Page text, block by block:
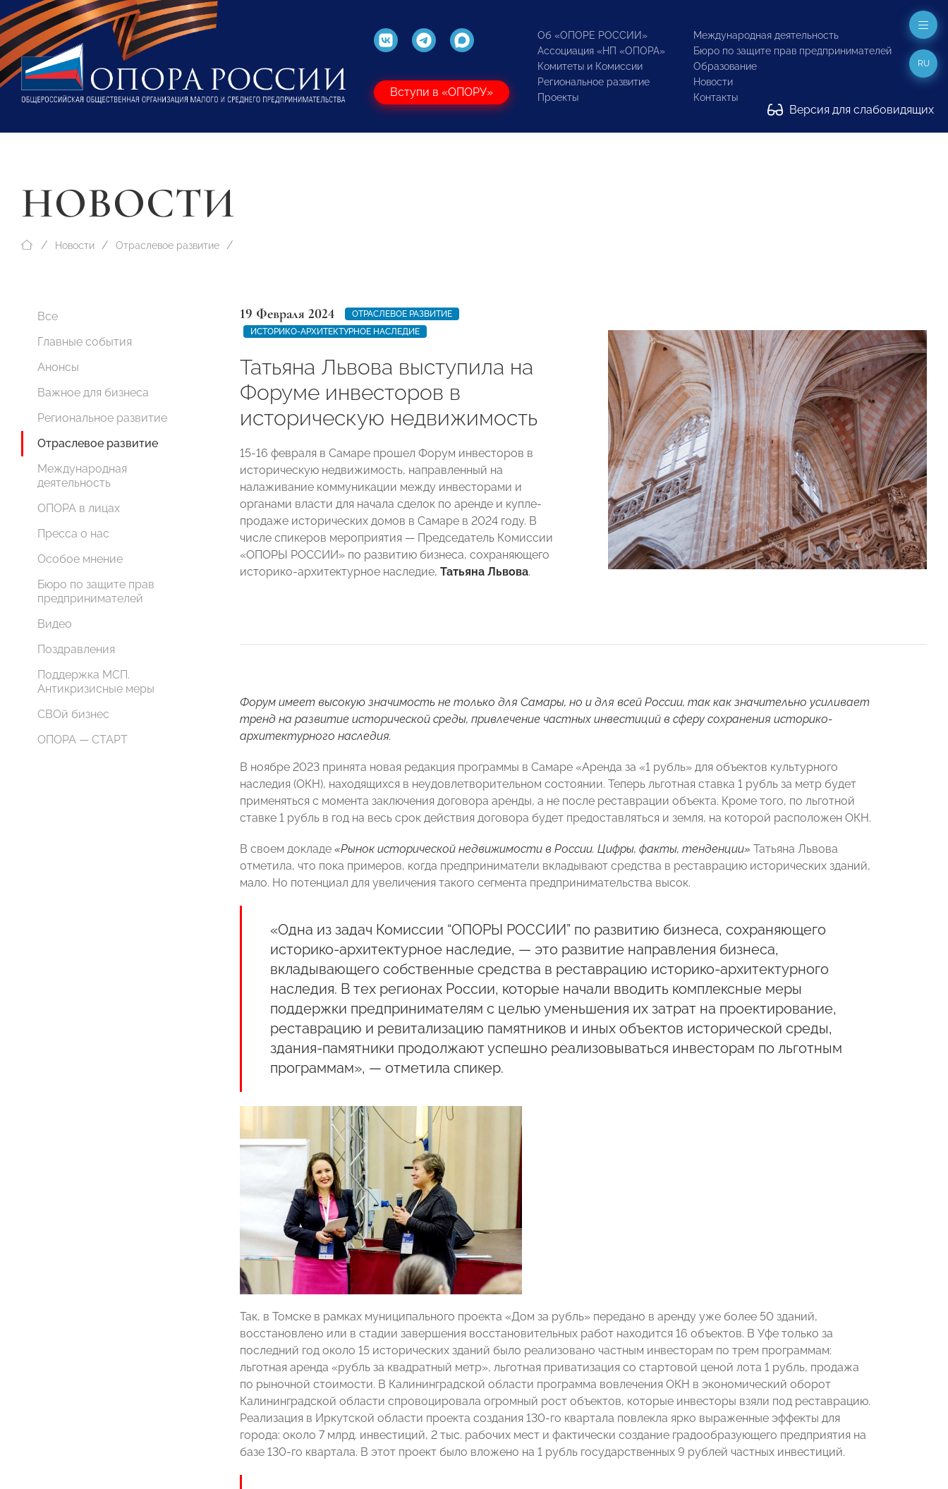
Вступи в «ОПОРУ»
Об «ОПОРЕ РОССИИ»
Ассоциация «НП «ОПОРА»
Комитеты и Комиссии
Региональное развитие
Проекты
Международная деятельность
Бюро по защите прав предпринимателей
Образование
Новости
Контакты
Версия для слабовидящих
RU
НОВОСТИ
Новости Отраслевое развитие
Все
Главные события
Анонсы
Важное для бизнеса
Региональное развитие
Отраслевое развитие
Международная
деятельность
ОПОРА в лицах
Пресса о нас
Особое мнение
Бюро по защите прав
предпринимателей
Видео
Поздравления
Поддержка МСП.
Антикризисные меры
СВОй бизнес
ОПОРА — СТАРТ
19 Февраля 2024
ОТРАСЛЕВОЕ РАЗВИТИЕ
ИСТОРИКО-АРХИТЕКТУРНОЕ НАСЛЕДИЕ
Татьяна Львова выступила на
Форуме инвесторов в
историческую недвижимость
15-16 февраля в Самаре прошел Форум инвесторов в
историческую недвижимость, направленный на
налаживание коммуникации между инвесторами и
органами власти для начала сделок по аренде и купле-
продаже исторических домов в Самаре в 2024 году. В
числе спикеров мероприятия — Председатель Комиссии
«ОПОРЫ РОССИИ» по развитию бизнеса, сохраняющего
историко-архитектурное наследие, Татьяна Львова.
Форум имеет высокую значимость не только для Самары, но и для всей России, так как значительно усиливает
тренд на развитие исторической среды, привлечение частных инвестиций в сферу сохранения историко-
архитектурного наследия.
В ноябре 2023 принята новая редакция программы в Самаре «Аренда за «1 рубль» для объектов культурного
наследия (ОКН), находящихся в неудовлетворительном состоянии. Теперь льготная ставка 1 рубль за метр будет
применяться с момента заключения договора аренды, а не после реставрации объекта. Кроме того, по льготной
ставке 1 рубль в год на весь срок действия договора будет предоставляться и земля, на которой расположен ОКН.
В своем докладе «Рынок исторической недвижимости в России. Цифры, факты, тенденции» Татьяна Львова
отметила, что пока примеров, когда предприниматели вкладывают средства в реставрацию исторических зданий,
мало. Но потенциал для увеличения такого сегмента предпринимательства высок.
«Одна из задач Комиссии “ОПОРЫ РОССИИ” по развитию бизнеса, сохраняющего
историко-архитектурное наследие, — это развитие направления бизнеса,
вкладывающего собственные средства в реставрацию историко-архитектурного
наследия. В тех регионах России, которые начали вводить комплексные меры
поддержки предпринимателям с целью уменьшения их затрат на проектирование,
реставрацию и ревитализацию памятников и иных объектов исторической среды,
здания-памятники продолжают успешно реализовываться инвесторам по льготным
программам», — отметила спикер.
Так, в Томске в рамках муниципального проекта «Дом за рубль» передано в аренду уже более 50 зданий,
восстановлено или в стадии завершения восстановительных работ находится 16 объектов. В Уфе только за
последний год около 15 исторических зданий было реализовано частным инвесторам по трем программам:
льготная аренда «рубль за квадратный метр», льготная приватизация со стартовой ценой лота 1 рубль, продажа
по рыночной стоимости. В Калининградской области программа вовлечения ОКН в экономический оборот
Калининградской области спровоцировала огромный рост объектов, которые инвесторы взяли под реставрацию.
Реализация в Иркутской области проекта создания 130-го квартала повлекла ярко выраженные эффекты для
города: около 7 млрд. инвестиций, 2 тыс. рабочих мест и фактически создание градообразующего предприятия на
базе 130-го квартала. В этот проект было вложено на 1 рубль государственных 9 рублей частных инвестиций.